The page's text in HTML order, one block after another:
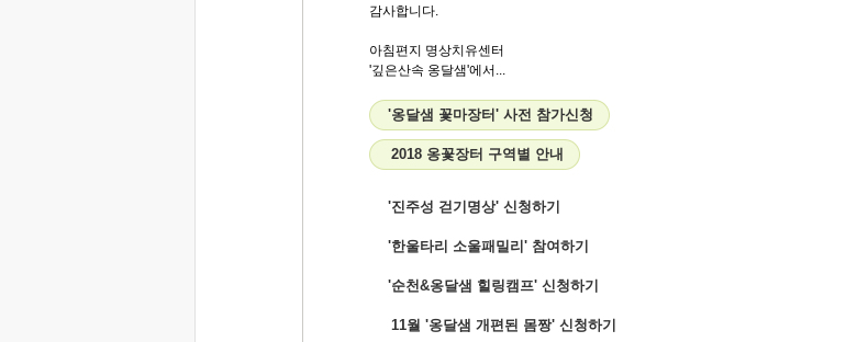
감사합니다.
아침편지 명상치유센터
'깊은산속 옹달샘'에서...
'옹달샘 꽃마장터' 사전 참가신청
2018 옹꽃장터 구역별 안내
'진주성 걷기명상' 신청하기
'한울타리 소울패밀리' 참여하기
'순천&옹달샘 힐링캠프' 신청하기
11월 '옹달샘 개편된 몸짱' 신청하기